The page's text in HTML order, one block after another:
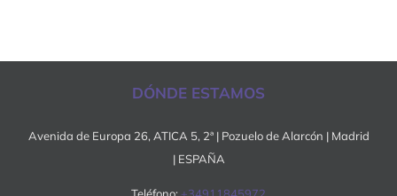
DÓNDE ESTAMOS
Avenida de Europa 26, ATICA 5, 2ª | Pozuelo de Alarcón | Madrid
| ESPAÑA
Teléfono: +34911845972